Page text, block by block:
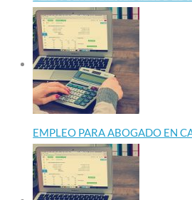
EMPLEO PARA ABOGADO EN